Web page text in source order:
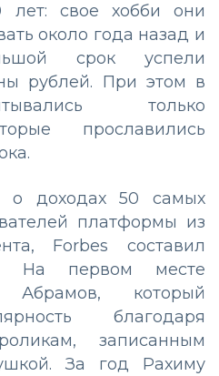
лет: свое хобби они
около года назад и
срок успели
рублей. При этом в
только
прославились
о доходах 50 самых
платформы из
Forbes составил
На первом месте
Абрамов, который
благодаря
записанным
За год Рахиму